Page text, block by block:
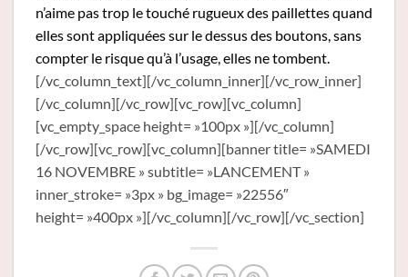
n’aime pas trop le touché rugueux des paillettes quand
elles sont appliquées sur le dessus des boutons, sans
compter le risque qu’à l’usage, elles ne tombent.
[/vc_column_text][/vc_column_inner][/vc_row_inner]
[/vc_column][/vc_row][vc_row][vc_column]
[vc_empty_space height= »100px »][/vc_column]
[/vc_row][vc_row][vc_column][banner title= »SAMEDI
16 NOVEMBRE » subtitle= »LANCEMENT »
inner_stroke= »3px » bg_image= »22556″
height= »400px »][/vc_column][/vc_row][/vc_section]